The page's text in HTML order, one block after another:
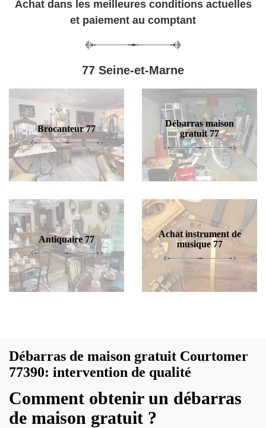
Achat dans les meilleures conditions actuelles
et paiement au comptant
77 Seine-et-Marne
Brocanteur 77
Débarras maison
gratuit 77
Antiquaire 77
Achat instrument de
musique 77
Débarras de maison gratuit Courtomer
77390: intervention de qualité
Comment obtenir un débarras
de maison gratuit ?